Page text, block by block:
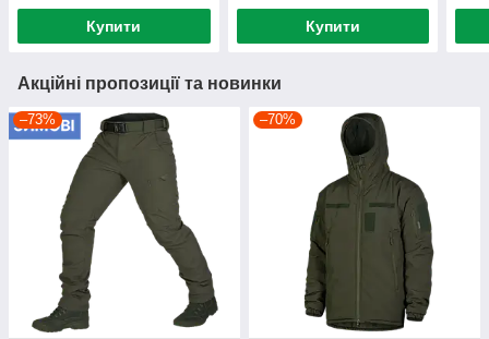
Купити Купити
Акційні пропозиції та новинки
–73% –70%